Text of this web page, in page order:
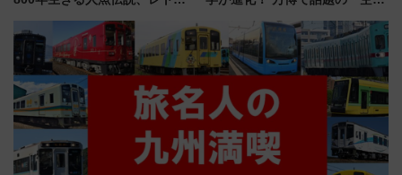
屋カフェで非日常を！週末観光
に最適な小浜の歩き方
限定の歴代制服仮想試着体験も
レポート